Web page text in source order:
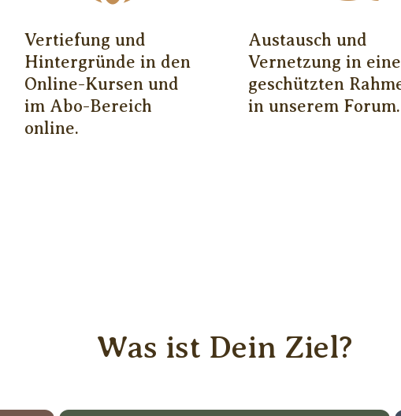
Vertiefung und
Hintergründe in den
Online-Kursen und
im Abo-Bereich
online.
Austausch und
Vernetzung in
geschützten
in unserem Forum.
Was ist Dein Ziel?